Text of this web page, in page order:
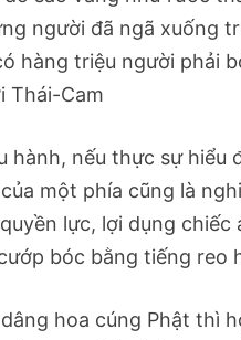
người đã ngã xuống
hàng triệu người phải
Thái-Cam
hành, nếu thực sự hiểu
một phía cũng là
lực, lợi dụng
bóc bằng tiếng reo
hoa cúng Phật thì